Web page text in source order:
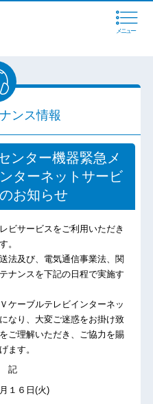
メニュー
ンス情報
ンター機器緊急メ
ターネットサービ
お知らせ
ビサービスをご利用いただき
。
法及び、電気通信事業法、関
ナンスを下記の日程で実施す
ケーブルテレビインターネッ
なり、大変ご迷惑をお掛け致
ご理解いただき、ご協力を賜
ます。
１６日(火)